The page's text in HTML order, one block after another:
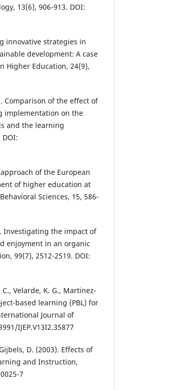
13(6), 906-913. DOI:
innovative strategies in
development: A case
Higher Education, 24(9),
Comparison of the effect of
implementation on the
and the learning
of the European
of higher education at
Sciences, 15, 586-
Investigating the impact of
enjoyment in an organic
99(7), 2512-2519. DOI:
Velarde, K. G., Martinez-
based learning (PBL) for
Journal of
IJEP.V13I2.35877
D. (2003). Effects of
and Instruction,
7